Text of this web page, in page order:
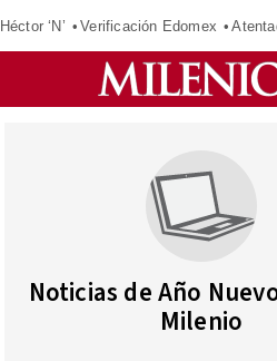
Héctor ‘N’ Verificación Edomex
Noticias de Año
Milenio